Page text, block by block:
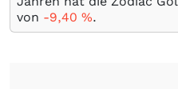
von -9,40 %.